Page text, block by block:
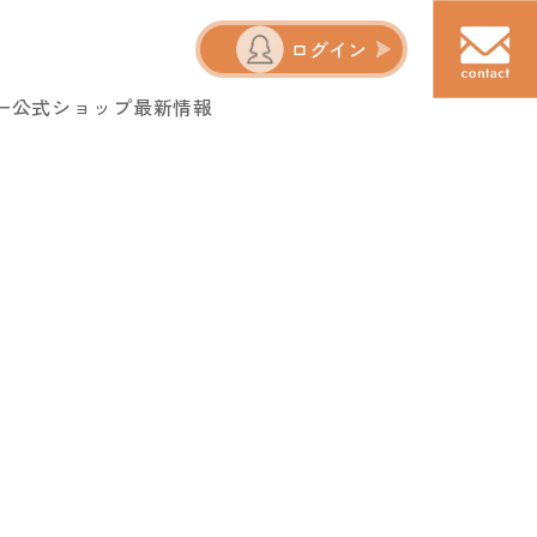
ログイン
公式ショップ最新情報